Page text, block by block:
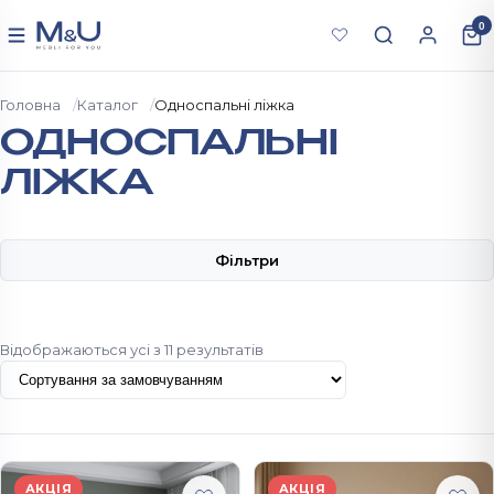
Меню 0
Головна Каталог Односпальні ліжка
ОДНОСПАЛЬНІ
ЛІЖКА
Фільтри
Відображаються усі з 11 результатів
АКЦІЯ АКЦІЯ